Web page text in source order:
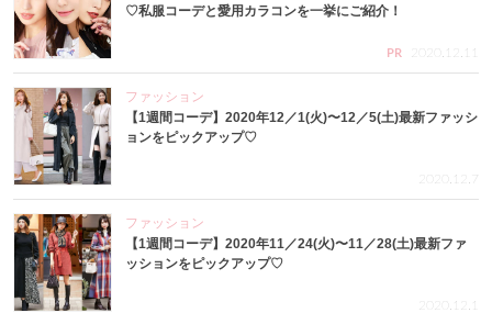
♡私服コーデと愛用カラコンを一挙にご紹介！
PR 2020.12.11
ファッション
【1週間コーデ】2020年12／1(火)〜12／5(土)最新ファッシ
ョンをピックアップ♡
2020.12.7
ファッション
【1週間コーデ】2020年11／24(火)〜11／28(土)最新ファ
ッションをピックアップ♡
2020.12.1